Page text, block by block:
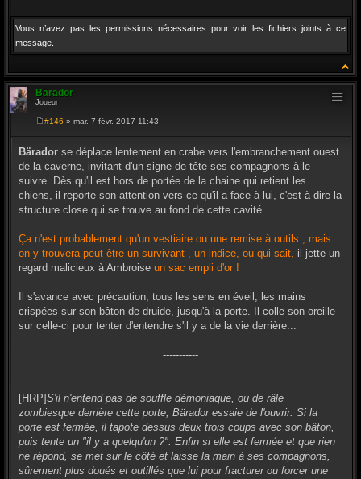
Vous n’avez pas les permissions nécessaires pour voir les fichiers joints à ce
message.
Bärador
Joueur
s
s
a
e
#146 » mar. 7 févr. 2017 11:43
Bärador se déplace lentement en crabe vers l'embranchement ouest
de la caverne, invitant d'un signe de tête ses compagnons à le
suivre. Dès qu'il est hors de portée de la chaine qui retient les
chiens, il reporte son attention vers ce qu'il a face à lui, c'est à dire la
structure close qui se trouve au fond de cette cavité.
Ça n'est probablement qu'un vestiaire ou une remise à outils ; mais
on y trouvera peut-être un survivant , un indice, ou qui sait, il jette un
regard malicieux à Ambroise un sac empli d'or !
Il s'avance avec précaution, tous les sens en éveil, les mains
crispées sur son bâton de druide, jusqu'à la porte. Il colle son oreille
sur celle-ci pour tenter d'entendre s'il y a de la vie derrière...
-----------
[HRP]S'il n'entend pas de souffle démoniaque, ou de râle
zombiesque derrière cette porte, Bärador essaie de l'ouvrir. Si la
porte est fermée, il tapote dessus deux trois coups avec son bâton,
puis tente un "il y a quelqu'un ?". Enfin si elle est fermée et que rien
ne répond, se met sur le côté et laisse la main à ses compagnons,
sûrement plus doués et outillés que lui pour fracturer ou forcer une